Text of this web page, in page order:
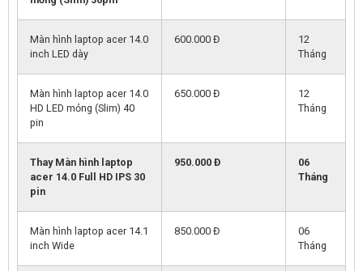
Màn hình laptop acer 14.0
inch LED dày
600.000 Đ
12
Tháng
Màn hình laptop acer 14.0
HD LED mỏng (Slim) 40
pin
650.000 Đ
12
Tháng
Thay Màn hình laptop
acer 14.0 Full HD IPS 30
pin
950.000 Đ
06
Tháng
Màn hình laptop acer 14.1
inch Wide
850.000 Đ
06
Tháng